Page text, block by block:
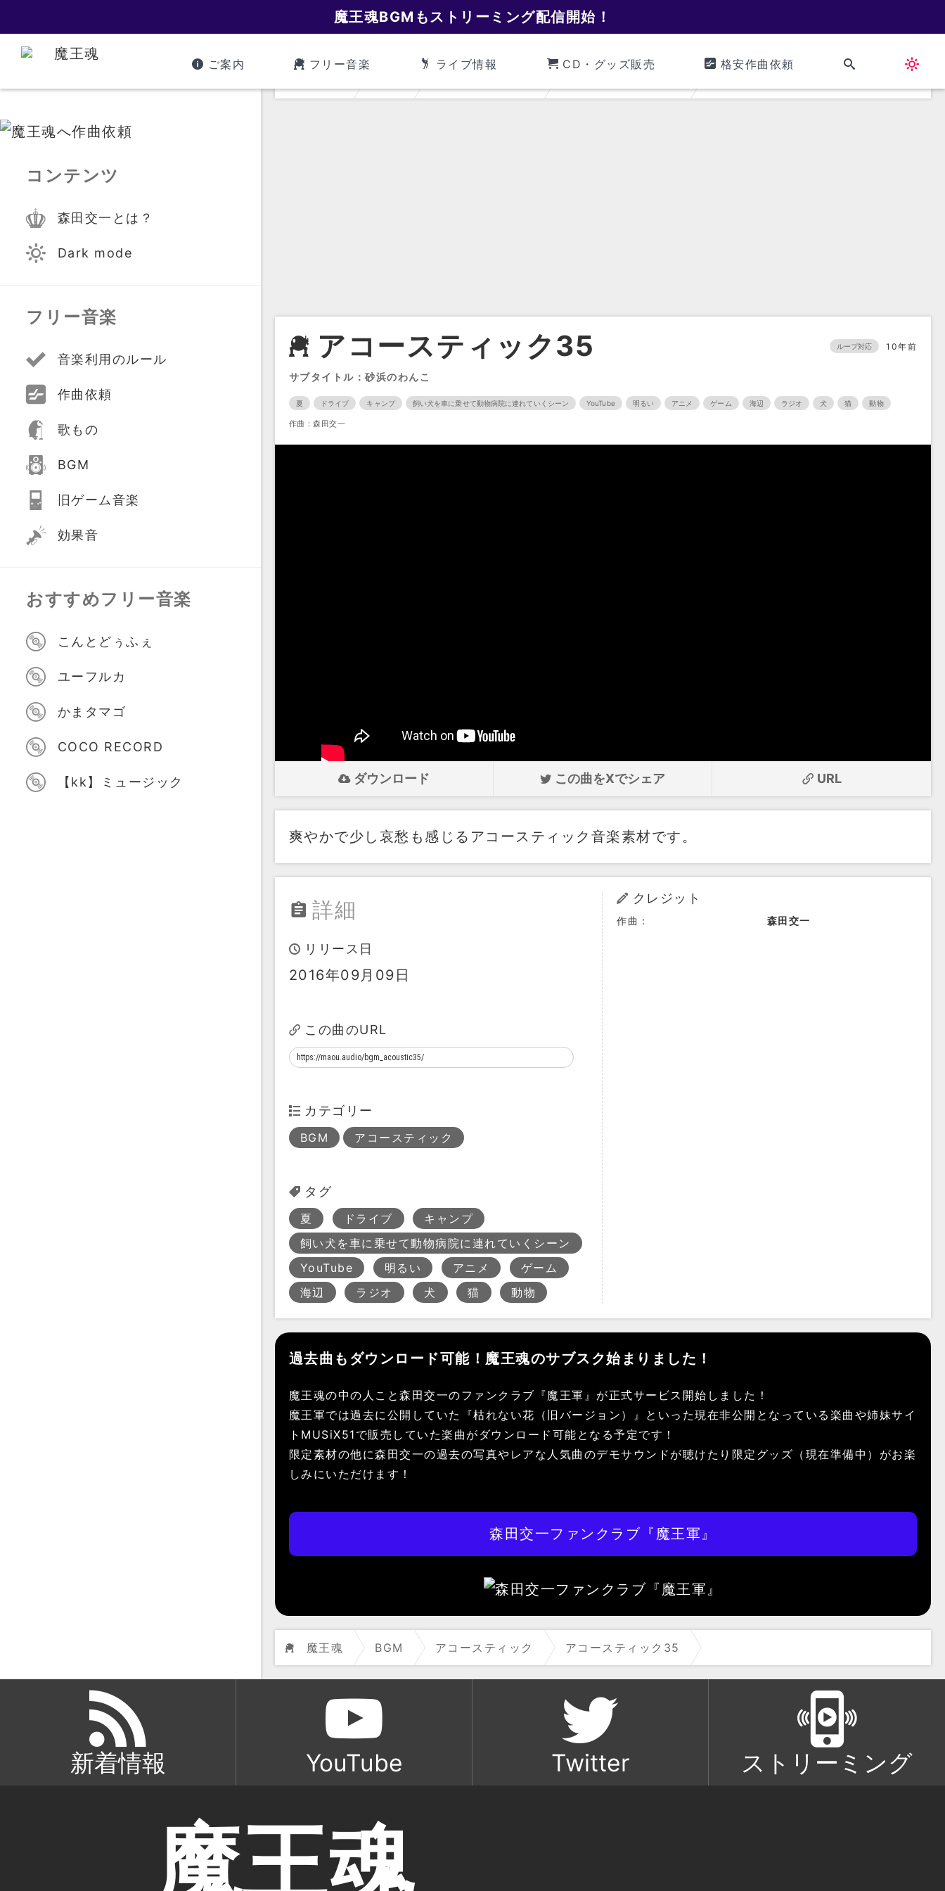
魔王魂BGMもストリーミング配信開始！
ご案内 フリー音楽 ライブ情報 CD・グッズ販売
格安作曲依頼
アコースティック35 ループ対応 10年前
サブタイトル：砂浜のわんこ
夏 ドライブ キャンプ 飼い犬を車に乗せて動物病院に連れていくシーン YouTube 明るい アニメ ゲーム 海辺 ラジオ 犬 猫 動物
作曲：森田交一
ダウンロード この曲をXでシェア URL
爽やかで少し哀愁も感じるアコースティック音楽素材です。
詳細
リリース日
2016年09月09日
この曲のURL
カテゴリー
BGM アコースティック
タグ
夏 ドライブ
キャンプ
飼い犬を車に乗せて動物病院に連れていくシーン
YouTube
明るい アニメ
ゲーム
海辺
ラジオ 犬 猫 動物
クレジット
作曲： 森田交一
過去曲もダウンロード可能！魔王魂のサブスク始まりました！
魔王魂の中の人こと森田交一のファンクラブ『魔王軍』が正式サービス開始しました！
魔王軍では過去に公開していた『枯れない花（旧バージョン）』といった現在非公開となっている楽曲や姉妹サイ
トMUSiX51で販売していた楽曲がダウンロード可能となる予定です！
限定素材の他に森田交一の過去の写真やレアな人気曲のデモサウンドが聴けたり限定グッズ（現在準備中）がお楽
しみにいただけます！
森田交一ファンクラブ『魔王軍』
魔王魂 BGM アコースティック アコースティック35
コンテンツ
森田交一とは？
Dark mode
フリー音楽
音楽利用のルール
作曲依頼
歌もの
BGM
旧ゲーム音楽
効果音
おすすめフリー音楽
こんとどぅふぇ
ユーフルカ
かまタマゴ
COCO RECORD
【kk】ミュージック
新着情報 YouTube Twitter ストリーミング
魔王魂